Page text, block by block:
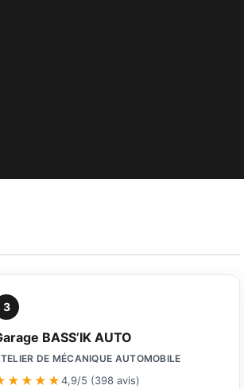
3
BASS’IK AUTO
DE MÉCANIQUE AUTOMOBILE
4,9/5 (398 avis)